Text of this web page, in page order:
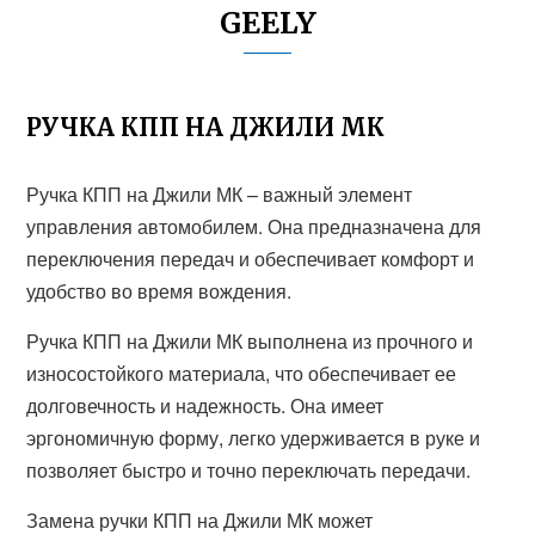
GEELY
РУЧКА КПП НА ДЖИЛИ МК
Ручка КПП на Джили МК – важный элемент
управления автомобилем. Она предназначена для
переключения передач и обеспечивает комфорт и
удобство во время вождения.
Ручка КПП на Джили МК выполнена из прочного и
износостойкого материала, что обеспечивает ее
долговечность и надежность. Она имеет
эргономичную форму, легко удерживается в руке и
позволяет быстро и точно переключать передачи.
Замена ручки КПП на Джили МК может